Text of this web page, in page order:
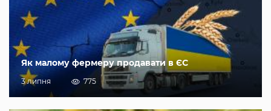
Як малому фермеру продавати в ЄС
3 липня 775